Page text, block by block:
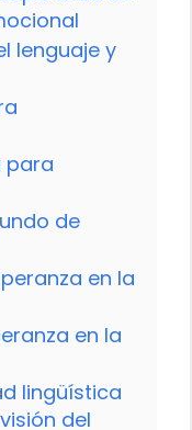
lenguaje y
para
de
en la
en la
lingüística
del